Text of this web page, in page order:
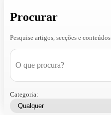
Procurar
Pesquise artigos, secções e conteúdos
Categoria: